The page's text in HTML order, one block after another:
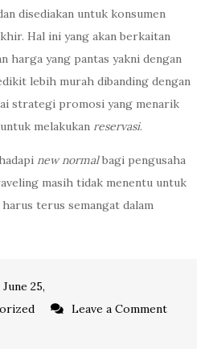
disediakan untuk konsumen
Hal ini yang akan berkaitan
harga yang pantas yakni dengan
lebih murah dibanding dengan
strategi promosi yang menarik
melakukan reservasi.
new normalbagi pengusaha
masih tidak menentu untuk
terus semangat dalam
June 25,
Leave a Comment